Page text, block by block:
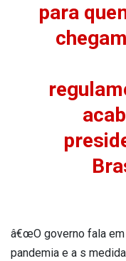
para
â€œO governo fala
pandemia e a s